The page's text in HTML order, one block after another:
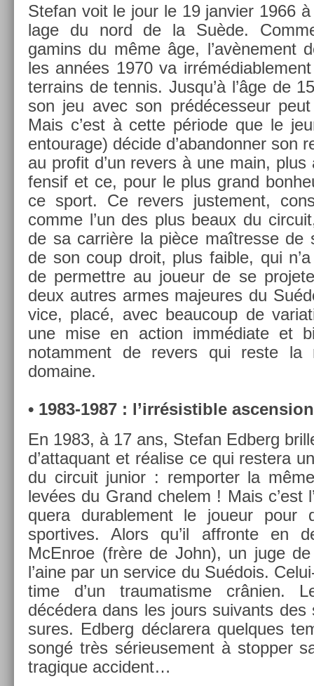
Stefan voit le jour le 19 jan­vi­er 1966
lage du nord de la Suède.
gamins du même âge, l’avène­ment
les années 1970 va
ter­rains de ten­nis. Jusqu’à l’âge de
son jeu avec son prédéces­seur
Mais c’est à cette période que le
en­tourage) décide d’aban­donn­er son
au pro­fit d’un re­v­ers à une main,
fen­sif et ce, pour le plus grand
ce sport. Ce re­v­ers just­e­ment,
comme l’un des plus beaux du
de sa carrière la pièce maîtres­se de
de son coup droit, plus faib­le, qui
de per­mettre au joueur de se
deux aut­res armes majeures du
vice, placé, avec be­aucoup de
une mise en ac­tion immédiate et
notam­ment de re­v­ers qui reste la
domaine.
• 1983-1987 : l’irrésis­tible
En 1983, à 17 ans, Stefan Ed­berg
d’at­taquant et réalise ce qui re­stera
du cir­cuit junior : re­mport­er la
levées du Grand chelem ! Mais c’est
quera durab­le­ment le joueur pour
sportives. Alors qu’il affron­te en
McEn­roe (frère de John), un juge
l’aine par un ser­vice du Suédois.
time d’un traumatis­me crânien.
décédera dans les jours suivants
sures. Ed­berg déclarera quel­ques
songé très sérieuse­ment à stopp­er
tragique ac­cident…